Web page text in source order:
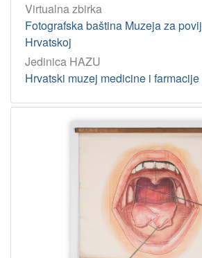
Virtualna zbirka
Fotografska baština Muzeja za
Hrvatskoj
Jedinica HAZU
Hrvatski muzej medicine i farmacije